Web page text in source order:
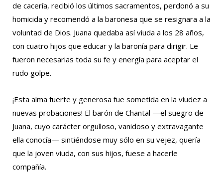
de cacería, recibió los últimos sacramentos, perdonó a su
homicida y recomendó a la baronesa que se resignara a la
voluntad de Dios. Juana quedaba así viuda a los 28 años,
con cuatro hijos que educar y la baronía para dirigir. Le
fueron necesarias toda su fe y energía para aceptar el
rudo golpe.
¡Esta alma fuerte y generosa fue sometida en la viudez a
nuevas probaciones! El barón de Chantal —el suegro de
Juana, cuyo carácter orgulloso, vanidoso y extravagante
ella conocía— sintiéndose muy sólo en su vejez, quería
que la joven viuda, con sus hijos, fuese a hacerle
compañía.